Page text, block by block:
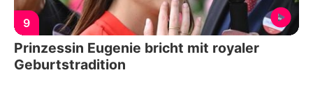
9
Prinzessin Eugenie bricht mit royaler
Geburtstradition